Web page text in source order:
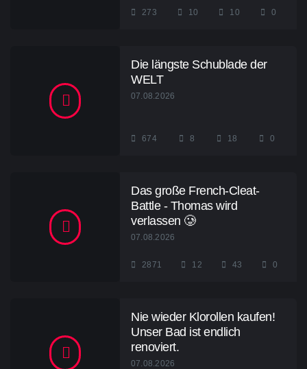
273 10 10 0
Die längste Schublade der
WELT
07.08.2026
674 8 18 0
Das große French-Cleat-
Battle - Thomas wird
verlassen 🥲
07.08.2026
2871 12 43 0
Nie wieder Klorollen kaufen!
Unser Bad ist endlich
renoviert.
07.08.2026